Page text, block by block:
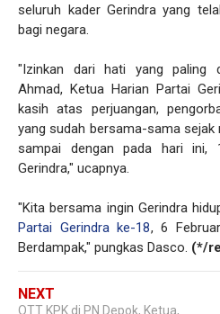
seluruh kader Gerindra yang
bagi negara.
"Izinkan dari hati yang paling
Ahmad, Ketua Harian Partai
kasih atas perjuangan,
yang sudah bersama-sama sejak
sampai dengan pada hari ini,
Gerindra," ucapnya.
"Kita bersama ingin Gerindra
Partai Gerindra ke-18, 6
Berdampak," pungkas Dasco. (*/
NEXT
OTT KPK di PN Depok, Ketua,